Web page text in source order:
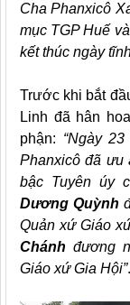
Cha Phanxicô
mục TGP Huế
kết thúc ngày
Trước khi bắt
Linh đã hân
phận: “Ngày
Phanxicô đã ưu
bậc Tuyên úy
Dương Quỳnh
Quản xứ Giáo
Chánh đương
Giáo xứ Gia Hội”.